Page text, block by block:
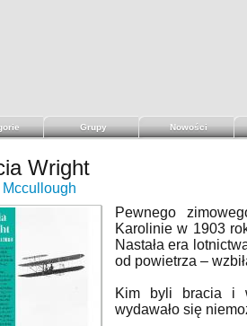
Grupy Nowości
Wright
Mccullough
Pewnego
Karolinie w 1903
Nastała era
od powietrza –
Kim byli bracia i
wydawało się